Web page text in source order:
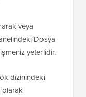
veya
Dosya
yeterlidir.
dizinindeki
olarak